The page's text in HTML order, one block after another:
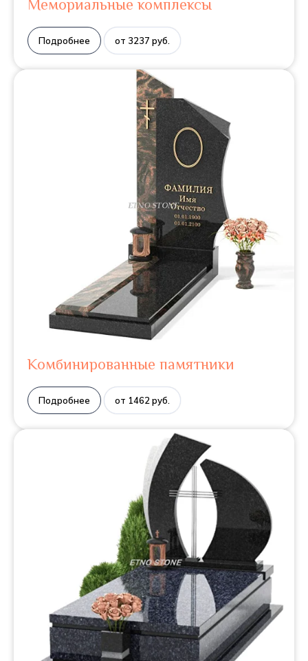
Мемориальные комплексы
Подробнее от 3237 руб.
Комбинированные памятники
Подробнее от 1462 руб.